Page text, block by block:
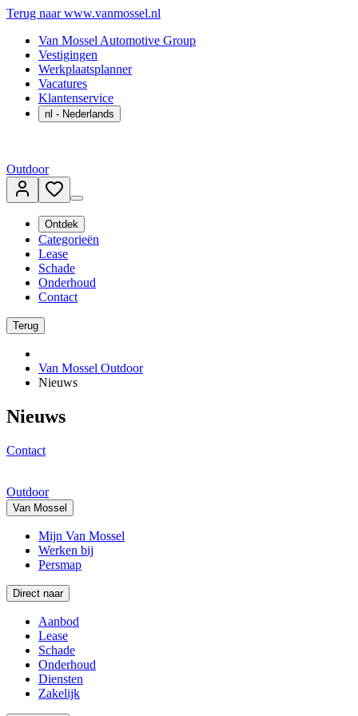
Terug naar www.vanmossel.nl
Van Mossel Automotive Group
Vestigingen
Werkplaatsplanner
Vacatures
Klantenservice
nl - Nederlands
Outdoor
Ontdek
Categorieën
Lease
Schade
Onderhoud
Contact
Terug
Van Mossel Outdoor
Nieuws
Nieuws
Contact
Outdoor
Van Mossel
Mijn Van Mossel
Werken bij
Persmap
Direct naar
Aanbod
Lease
Schade
Onderhoud
Diensten
Zakelijk